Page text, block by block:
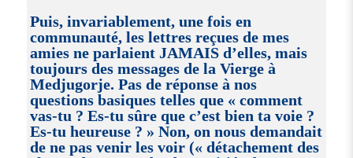
Puis, invariablement, une fois en
communauté, les lettres reçues de mes
amies ne parlaient JAMAIS d’elles, mais
toujours des messages de la Vierge à
Medjugorje. Pas de réponse à nos
questions basiques telles que « comment
vas-tu ? Es-tu sûre que c’est bien ta voie ?
Es-tu heureuse ? » Non, on nous demandait
de ne pas venir les voir (« détachement des